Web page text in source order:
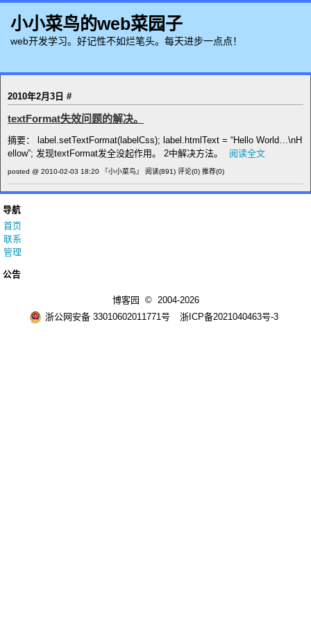
小小菜鸟的web菜园子
web开发学习。好记性不如烂笔头。每天进步一点点！
导航
首页
联系
管理
公告
2010年2月3日 #
textFormat失效问题的解决。
摘要： label.setTextFormat(labelCss); label.htmlText = “Hello World…\nH
ellow”; 发现textFormat发全没起作用。 2中解决方法。
阅读全文
posted @ 2010-02-03 18:20 『小小菜鸟』 阅读(891) 评论(0) 推荐(0)
博客园 © 2004-2026
浙公网安备 33010602011771号 浙ICP备2021040463号-3